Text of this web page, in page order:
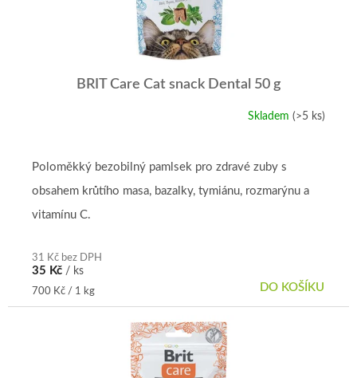
BRIT Care Cat snack Dental 50 g
Skladem (>5 ks)
31 Kč bez DPH
35 Kč / ks
Měrná
cena:
700 Kč / 1 kg DO KOŠÍKU
Poloměkký bezobilný pamlsek pro zdravé zuby s
obsahem krůtího masa, bazalky, tymiánu, rozmarýnu a
vitamínu C.